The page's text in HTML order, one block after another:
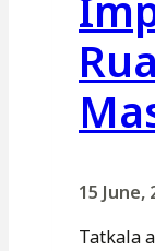
15 June,
Tatkala